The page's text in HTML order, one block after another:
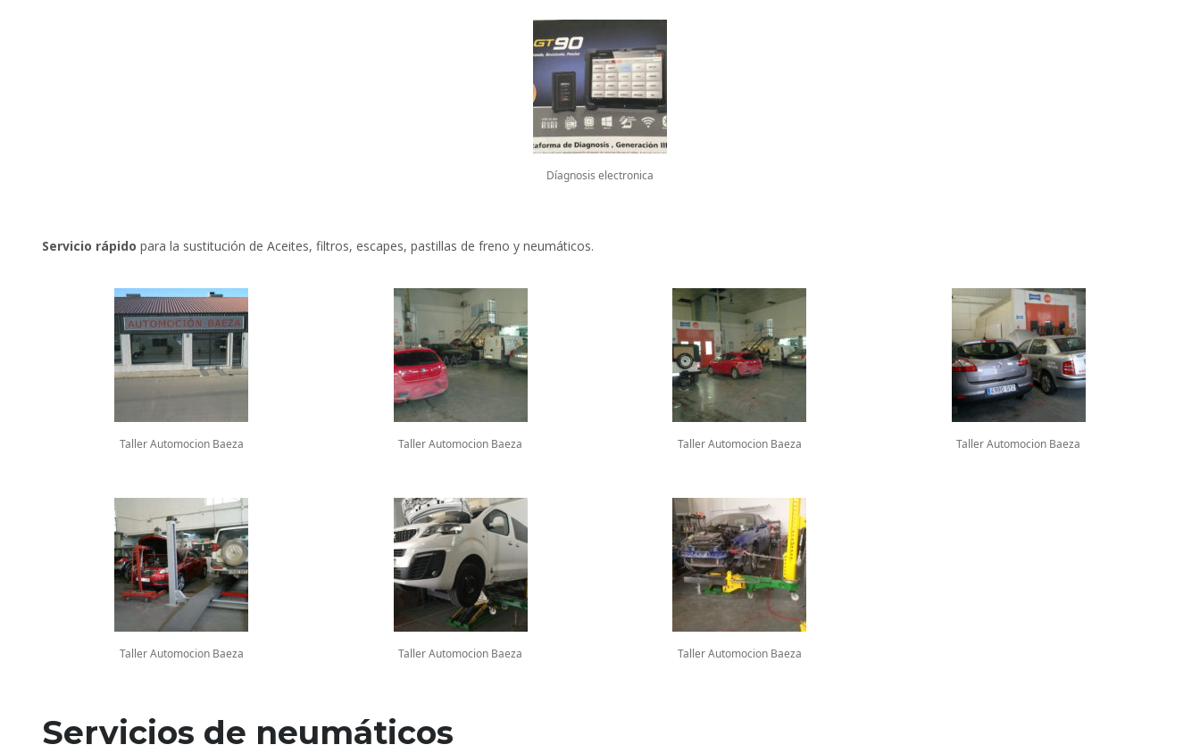
Díagnosis electronica
Servicio rápido para la sustitución de Aceites, filtros, escapes, pastillas de freno y neumáticos.
Taller Automocion Baeza Taller Automocion Baeza Taller Automocion Baeza Taller Automocion Baeza
Taller Automocion Baeza Taller Automocion Baeza Taller Automocion Baeza
Servicios de neumáticos